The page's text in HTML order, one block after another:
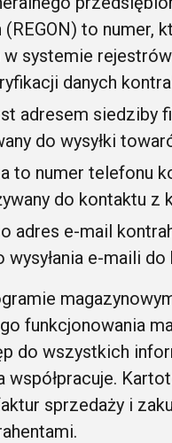
to numer,
systemie
danych
adresem siedziby
do wysyłki
to numer telefonu
do kontaktu z
adres e-mail
e-maili do
funkcjonowania
do wszystkich
sprzedaży i